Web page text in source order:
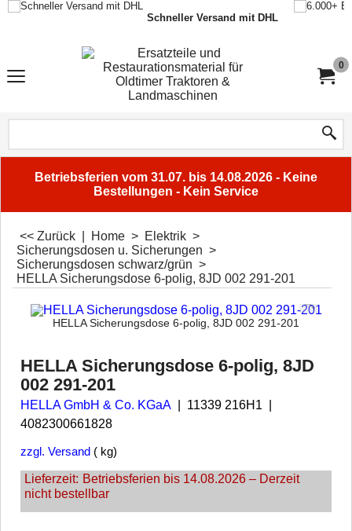
Schneller Versand mit DHL
0
Betriebsferien vom 31.07. bis 14.08.2026 - Keine
Bestellungen - Kein Service
<< Zurück Home > Elektrik >
Sicherungsdosen u. Sicherungen >
Sicherungsdosen schwarz/grün >
HELLA Sicherungsdose 6-polig, 8JD 002 291-201
HELLA Sicherungsdose 6-polig, 8JD 002 291-201
HELLA Sicherungsdose 6-polig, 8JD
002 291-201
HELLA GmbH & Co. KGaA
11339 216H1
4082300661828
zzgl. Versand kg
Lieferzeit: Betriebsferien bis 14.08.2026 – Derzeit
nicht bestellbar